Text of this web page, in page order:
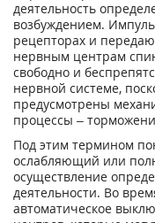
деятельность
возбуждением.
рецепторах и
нервным центрам
свободно и
нервной системе,
предусмотрены
процессы –
Под этим термином
ослабляющий или
осуществление
деятельности. Во
автоматическое